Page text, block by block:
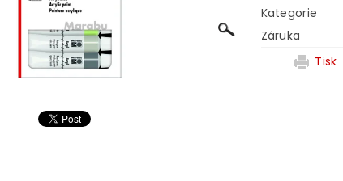
Kategorie
Záruka
Tisk